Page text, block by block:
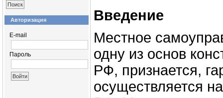
Авторизация
E-mail
Пароль
Введение
Местное
одну из основ
РФ, признается,
осуществляется